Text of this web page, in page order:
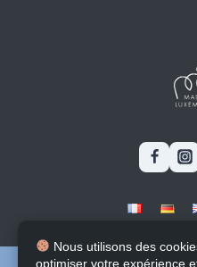
Blog - Stages
Contacte
Nous utilisons des
optimiser votre expérience